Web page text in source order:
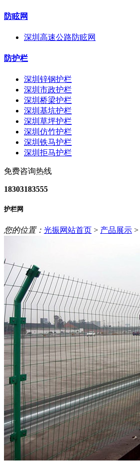
防眩网
深圳高速公路防眩网
防护栏
深圳锌钢护栏
深圳市政护栏
深圳桥梁护栏
深圳基坑护栏
深圳草坪护栏
深圳仿竹护栏
深圳铁马护栏
深圳拒马护栏
免费咨询热线
18303183555
护栏网
您的位置： 光振网站首页 > 产品展示 >